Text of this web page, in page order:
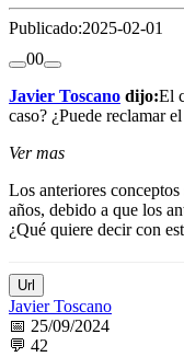
Publicado:2025-02-01
00
Javier Toscano dijo:El
caso? ¿Puede reclamar
Ver mas
Los anteriores
años, debido a que los
¿Qué quiere decir con
Url
Javier Toscano
📅 25/09/2024
💬 42